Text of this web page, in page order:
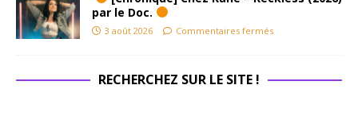
par le Doc.
3 août 2026 Commentaires fermés
RECHERCHEZ SUR LE SITE !